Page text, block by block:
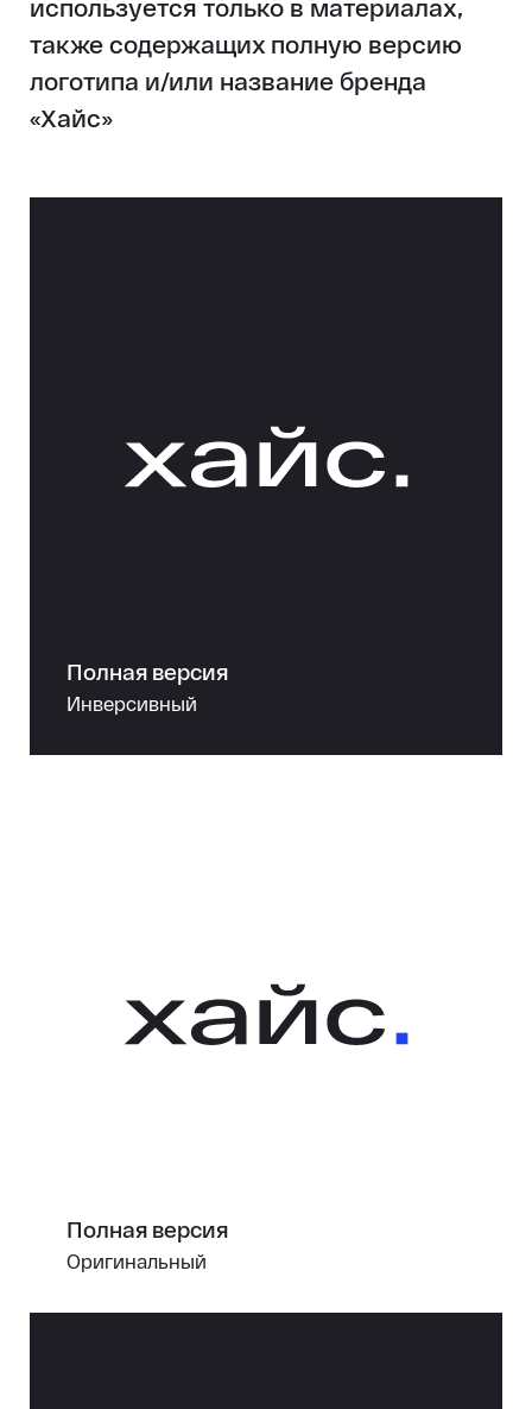
используется только в материалах,
также содержащих полную версию
логотипа и/или название бренда
«Хайс»
Полная версия
Инверсивный
Полная версия
Оригинальный